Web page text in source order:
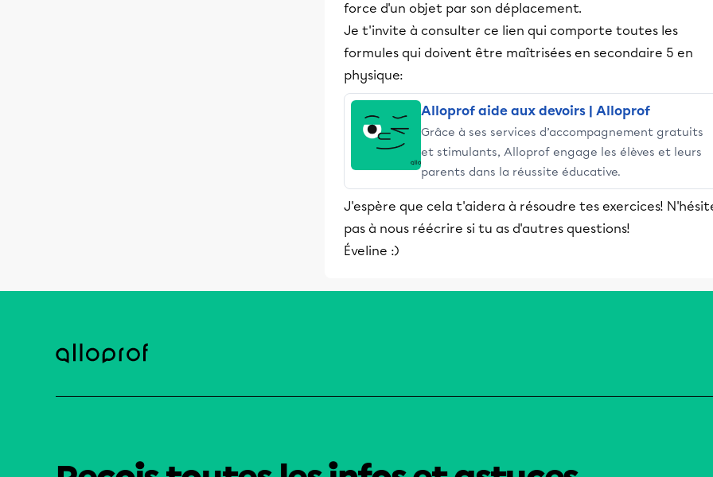
force d'un objet par son déplacement.
Je t'invite à consulter ce lien qui comporte toutes les
formules qui doivent être maîtrisées en secondaire 5 en
physique:
Alloprof aide aux devoirs | Alloprof
Grâce à ses services d’accompagnement gratuits
et stimulants, Alloprof engage les élèves et leurs
parents dans la réussite éducative.
J'espère que cela t'aidera à résoudre tes exercices!
pas à nous réécrire si tu as d'autres questions!
Éveline :)